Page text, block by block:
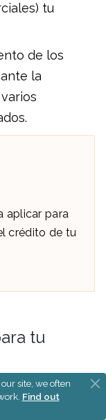
tu
de los
la
aplicar para
crédito de tu
tu
de más
a que no
site, we often
Find out